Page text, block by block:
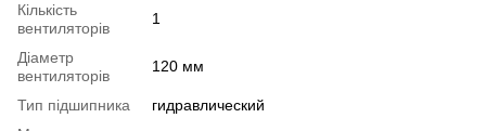
Кількість
вентиляторів
1
Діаметр
вентиляторів
120 мм
Тип підшипника
гидравлический